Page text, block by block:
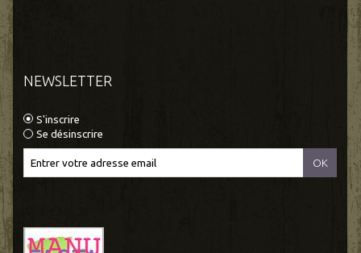
NEWSLETTER
S'inscrire
Se désinscrire